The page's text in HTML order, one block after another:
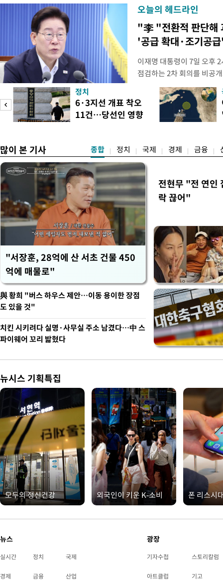
오늘의 헤드라인
"李 "전환적 판단해
'공급 확대·조기공
이재명 대통령이 7일 오후
점검하는 2차 회의를 비공
관계부처 장관들과 위원
금융 지원 방향 및 방안과
지원 방안을 보고 받았다고
면 브리핑에서 밝혔다 회의
정치
6·3지선 개표 착오
11건…당선인 영향
많이 본 기사 종합 정치 국제 경제 금융
"서장훈, 28억에 산 서초 건물 450
억에 매물로"
전현무 "전 연인
락 끊어"
與 황희 "버스 하우스 제안…이동 용이한 장점
도 있을 것"
치킨 시키려다 실명·사무실 주소 남겼다…中 스
파이웨어 꼬리 밟혔다
뉴시스 기획특집
모두의 정신건강 외국인이 키운 K-소비 폰 리스시
뉴스
실시간 정치 국제
경제 금융 산업
광장
기자수첩 스토리칼럼
아트클럽 기고